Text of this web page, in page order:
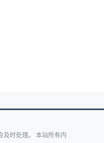
及时处理。 本站所有内